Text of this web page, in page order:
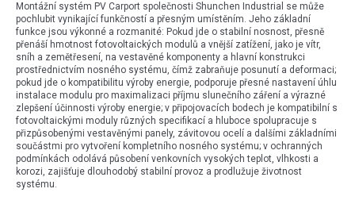
Montážní systém PV Carport společnosti Shunchen Industrial se může
pochlubit vynikající funkčností a přesným umístěním. Jeho základní
funkce jsou výkonné a rozmanité: Pokud jde o stabilní nosnost, přesně
přenáší hmotnost fotovoltaických modulů a vnější zatížení, jako je vítr,
sníh a zemětřesení, na vestavěné komponenty a hlavní konstrukci
prostřednictvím nosného systému, čímž zabraňuje posunutí a deformaci;
pokud jde o kompatibilitu výroby energie, podporuje přesné nastavení úhlu
instalace modulu pro maximalizaci příjmu slunečního záření a výrazné
zlepšení účinnosti výroby energie; v připojovacích bodech je kompatibilní s
fotovoltaickými moduly různých specifikací a hluboce spolupracuje s
přizpůsobenými vestavěnými panely, závitovou ocelí a dalšími základními
součástmi pro vytvoření kompletního nosného systému; v ochranných
podmínkách odolává působení venkovních vysokých teplot, vlhkosti a
korozi, zajišťuje dlouhodobý stabilní provoz a prodlužuje životnost
systému.